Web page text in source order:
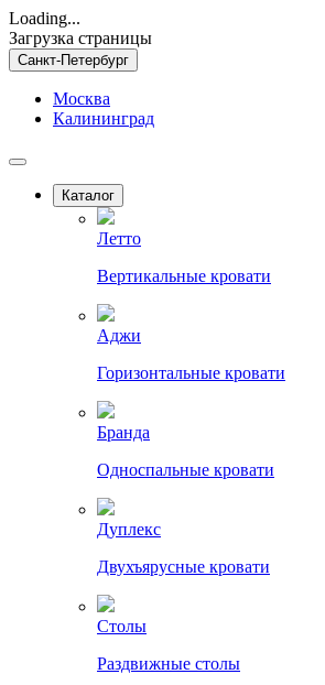
Loading...
Загрузка страницы
Санкт-Петербург
Москва
Калининград
Каталог
Летто
Вертикальные кровати
Аджи
Горизонтальные кровати
Бранда
Односпальные кровати
Дуплекс
Двухъярусные кровати
Столы
Раздвижные столы